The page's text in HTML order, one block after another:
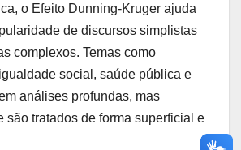
o Efeito Dunning-Kruger ajuda
de discursos simplistas
complexos. Temas como
social, saúde pública e
análises profundas, mas
são tratados de forma superficial e